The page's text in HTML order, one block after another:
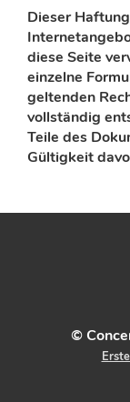
Dieser
diese Seite
einzelne
geltenden
vollständig
Teile des
Gültigkeit
©